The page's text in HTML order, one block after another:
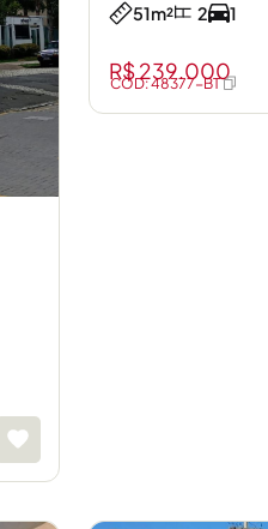
51m² 2 1
R$ 239.000
CÓD: 48377-BT